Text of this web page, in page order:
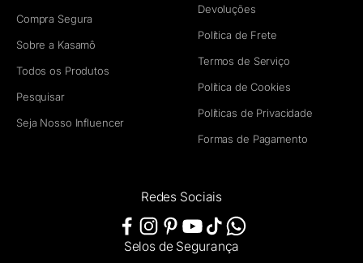
Compra Segura
Sobre a Kasamô
Todos os Produtos
Pesquisar
Seja Nosso Influencer
Devoluções
Política de Frete
Termos de Serviço
Política de Cookies
Políticas de Privacidade
Formas de Pagamento
Redes Sociais
Selos de Segurança